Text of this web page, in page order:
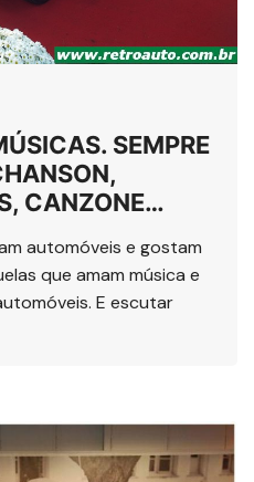
SEMPRE
CANZONE…
automóveis e gostam
que amam música e
E escutar